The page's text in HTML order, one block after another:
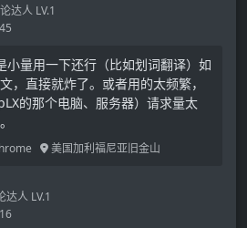
达人 LV.1
小量用一下还行（比如划词翻译）如
，直接就炸了。或者用的太频繁，
的那个电脑、服务器）请求量太
美国加利福尼亚旧金山
达人 LV.1